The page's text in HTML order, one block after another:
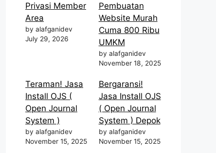
Privasi Member
Area
by alafganidev
July 29, 2026
Pembuatan
Website Murah
Cuma 800 Ribu
UMKM
by alafganidev
November 18, 2025
Teraman! Jasa
Install OJS (
Open Journal
System )
by alafganidev
November 15, 2025
Bergaransi!
Jasa Install OJS
( Open Journal
System ) Depok
by alafganidev
November 15, 2025